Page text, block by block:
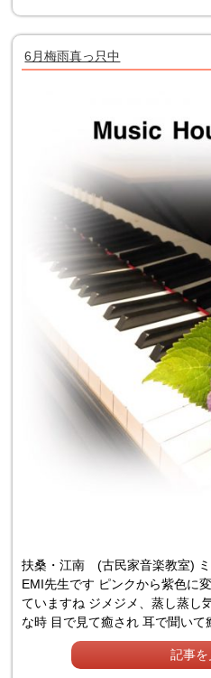
6月梅雨真っ只中
扶桑・江南 (古民家音楽教室)
EMI先生です ピンクから紫色に
ていますね ジメジメ、蒸し蒸し
な時 目で見て癒され 耳で聞い
記事を